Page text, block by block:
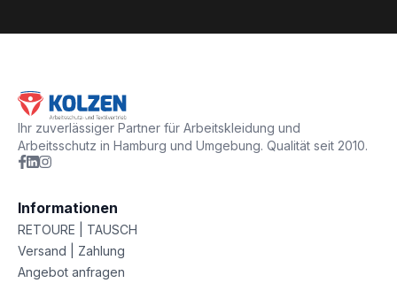
Ihr zuverlässiger Partner für Arbeitskleidung und
Arbeitsschutz in Hamburg und Umgebung. Qualität seit 2010.
Informationen
RETOURE | TAUSCH
Versand | Zahlung
Angebot anfragen